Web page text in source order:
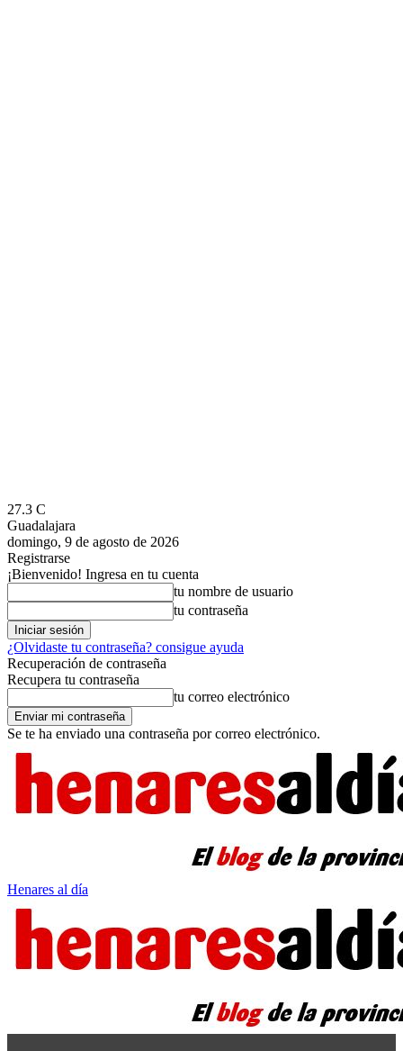
27.3 C
Guadalajara
domingo, 9 de agosto de 2026
Registrarse
¡Bienvenido! Ingresa en tu cuenta
tu nombre de usuario
tu contraseña
¿Olvidaste tu contraseña? consigue ayuda
Recuperación de contraseña
Recupera tu contraseña
tu correo electrónico
Se te ha enviado una contraseña por correo electrónico.
Henares al día